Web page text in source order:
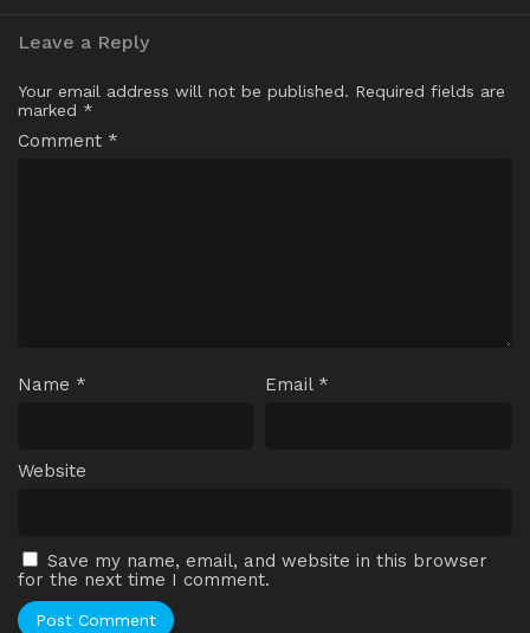
Leave a Reply
Your email address will not be published. Required fields are
marked *
Comment *
Name * Email *
Website
Save my name, email, and website in this browser
for the next time I comment.